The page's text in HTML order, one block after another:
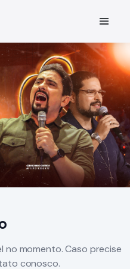
no momento. Caso precise
conosco.